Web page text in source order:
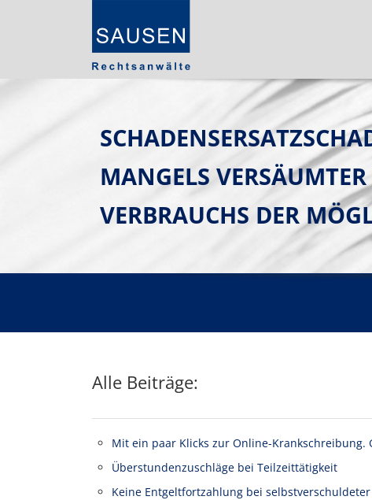
MANGELS
VERBRAUCHS DER
Alle Beiträge:
Mit ein paar Klicks zur Online-Krankschreibung.
Überstundenzuschläge bei Teilzeittätigkeit
Keine Entgeltfortzahlung bei selbstverschuldeter